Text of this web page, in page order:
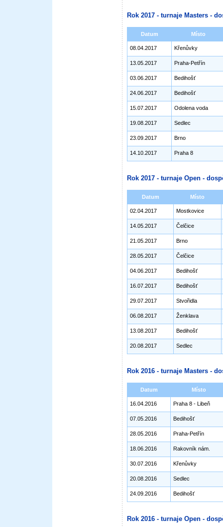
Rok 2017 - turnaje Masters -
Datum Místo
08.04.2017 Křenůvky
13.05.2017 Praha-Petřín
03.06.2017 Bedihošť
24.06.2017 Bedihošť
15.07.2017 Odolena voda
19.08.2017 Sedlec
23.09.2017 Brno
14.10.2017 Praha 8
Rok 2017 - turnaje Open -
Datum Místo
02.04.2017 Mostkovice
14.05.2017 Čelčice
21.05.2017 Brno
28.05.2017 Čelčice
04.06.2017 Bedihošť
16.07.2017 Bedihošť
29.07.2017 Stvořidla
06.08.2017 Ženklava
13.08.2017 Bedihošť
20.08.2017 Sedlec
Rok 2016 - turnaje Masters -
Datum Místo
16.04.2016 Praha 8 - Libeň
07.05.2016 Bedihošť
28.05.2016 Praha-Petřín
18.06.2016 Rakovník nám.
30.07.2016 Křenůvky
20.08.2016 Sedlec
24.09.2016 Bedihošť
Rok 2016 - turnaje Open -